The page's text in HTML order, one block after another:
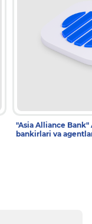
"Asia Alliance Bank"
bankirlari va